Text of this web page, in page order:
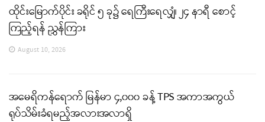
ထိုင်းမြောက်ပိုင်း ခရိုင် ၅ ခု၌ ရေကြီးရေလျှံ၊ ၂၄ နာရီ စောင့်
ကြည့်ရန် ညွှန်ကြား
August 10, 2026
အမေရိကန်ရောက် မြန်မာ ၄,၀၀၀ ခန့် TPS အကာအကွယ်
ရုပ်သိမ်းခံရမည့်အလားအလာရှိ